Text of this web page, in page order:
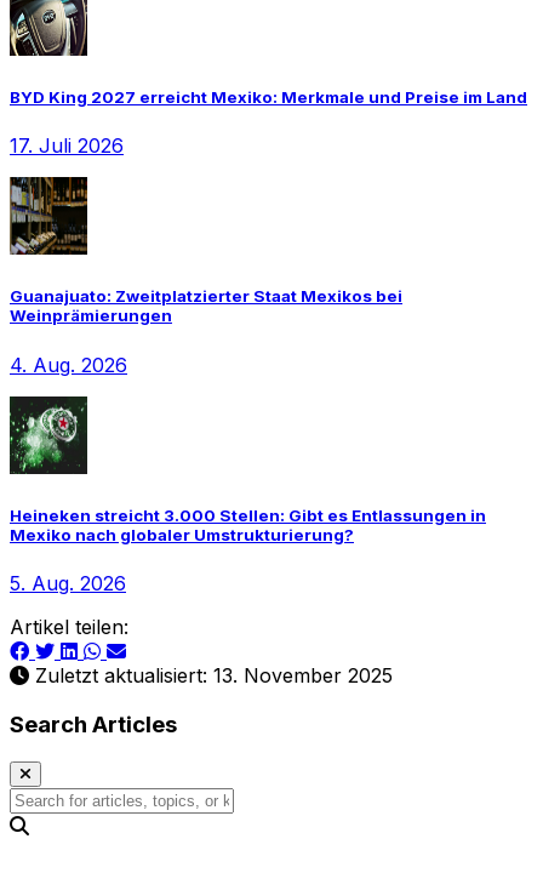
BYD King 2027 erreicht Mexiko: Merkmale und Preise im Land
17. Juli 2026
Guanajuato: Zweitplatzierter Staat Mexikos bei
Weinprämierungen
4. Aug. 2026
Heineken streicht 3.000 Stellen: Gibt es Entlassungen in
Mexiko nach globaler Umstrukturierung?
5. Aug. 2026
Artikel teilen:
Zuletzt aktualisiert: 13. November 2025
Search Articles